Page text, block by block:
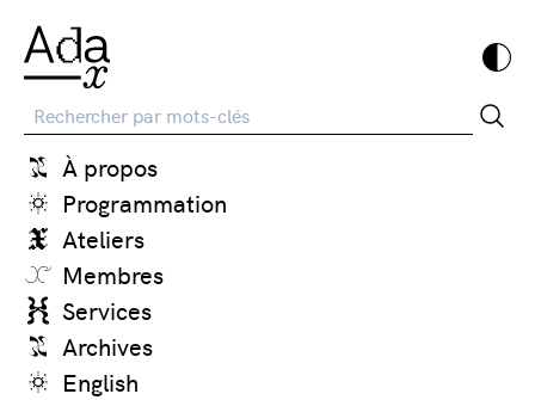
Recherche
À propos
Programmation
Ateliers
Membres
Services
Archives
English